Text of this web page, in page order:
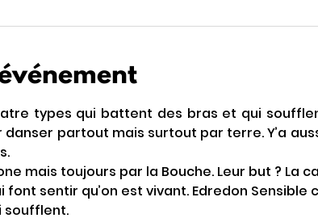
types qui battent des bras et qui
partout mais surtout par terre. Y’a
mais toujours par la Bouche. Leur but ? La
sentir qu’on est vivant. Edredon Sensible
soufflent.